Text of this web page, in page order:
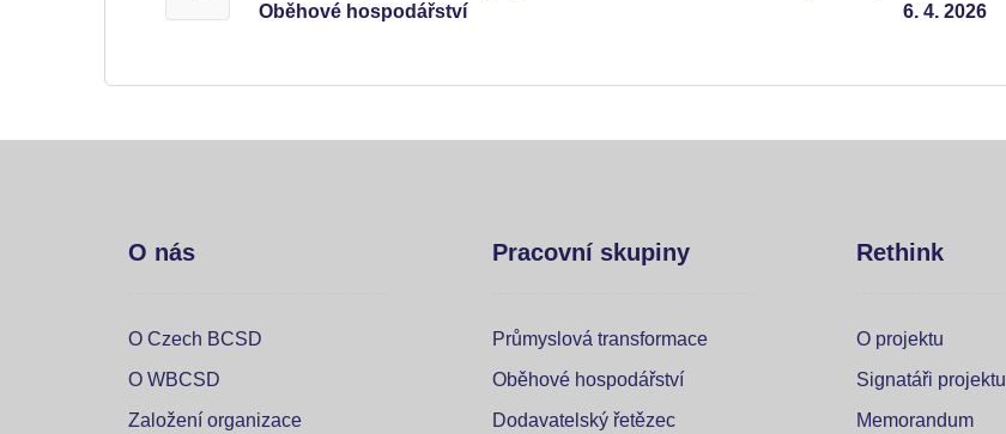
Oběhové hospodářství
6. 4. 2026
O nás
O Czech BCSD
O WBCSD
Založení organizace
Pracovní skupiny
Průmyslová transformace
Oběhové hospodářství
Dodavatelský řetězec
Rethink
O projektu
Signatáři projektu
Memorandum